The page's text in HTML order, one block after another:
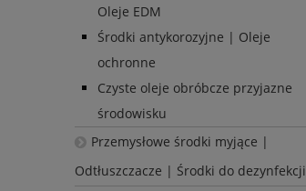
Oleje EDM
Środki antykorozyjne | Oleje
ochronne
Czyste oleje obróbcze przyjazne
środowisku
Przemysłowe środki myjące |
Odtłuszczacze | Środki do dezynfekcji